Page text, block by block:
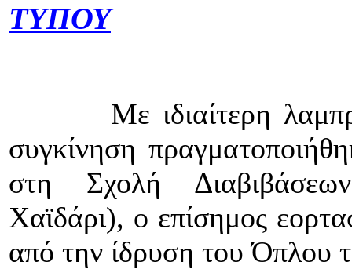
ΤΥΠΟΥ
Με ιδιαίτερη
συγκίνηση
στη Σχολή
Χαϊδάρι), ο επίσημος
από την ίδρυση του Όπλου